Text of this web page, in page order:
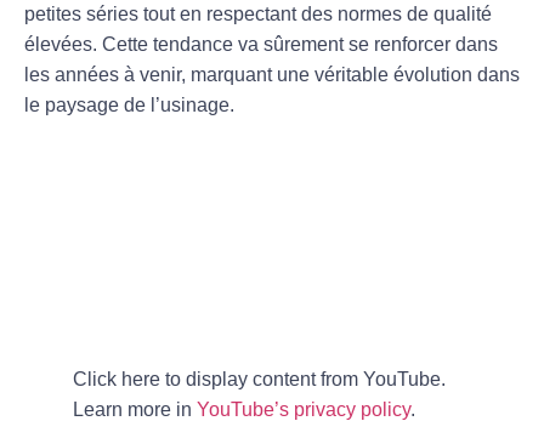
petites séries tout en respectant des normes de qualité
élevées. Cette tendance va sûrement se renforcer dans
les années à venir, marquant une véritable évolution dans
le paysage de l’usinage.
Click here to display content from YouTube.
Learn more in YouTube’s privacy policy.